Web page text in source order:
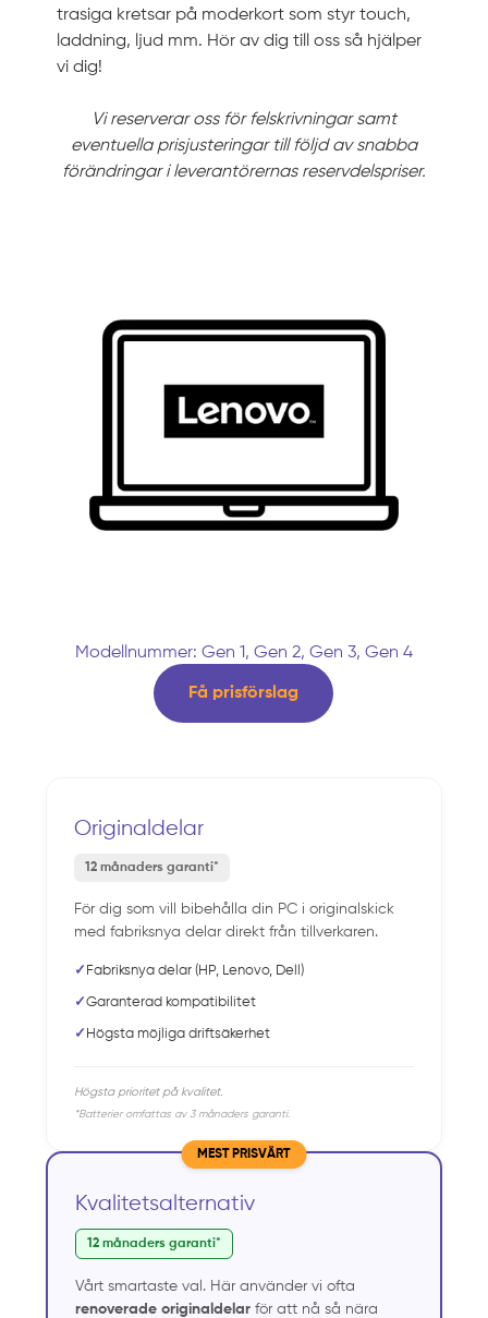
trasiga kretsar på moderkort som styr touch,
laddning, ljud mm. Hör av dig till oss så hjälper
vi dig!
Vi reserverar oss för felskrivningar samt
eventuella prisjusteringar till följd av snabba
förändringar i leverantörernas reservdelspriser.
Modellnummer: Gen 1, Gen 2, Gen 3, Gen 4
Få prisförslag
Originaldelar
12 månaders garanti*
För dig som vill bibehålla din PC i originalskick
med fabriksnya delar direkt från tillverkaren.
✓ Fabriksnya delar (HP, Lenovo, Dell)
✓Garanterad kompatibilitet
✓ Högsta möjliga driftsäkerhet
Högsta prioritet på kvalitet.
*Batterier omfattas av 3 månaders garanti.
MEST PRISVÄRT
Kvalitetsalternativ
12 månaders garanti*
Vårt smartaste val. Här använder vi ofta
renoverade originaldelar för att nå så nära